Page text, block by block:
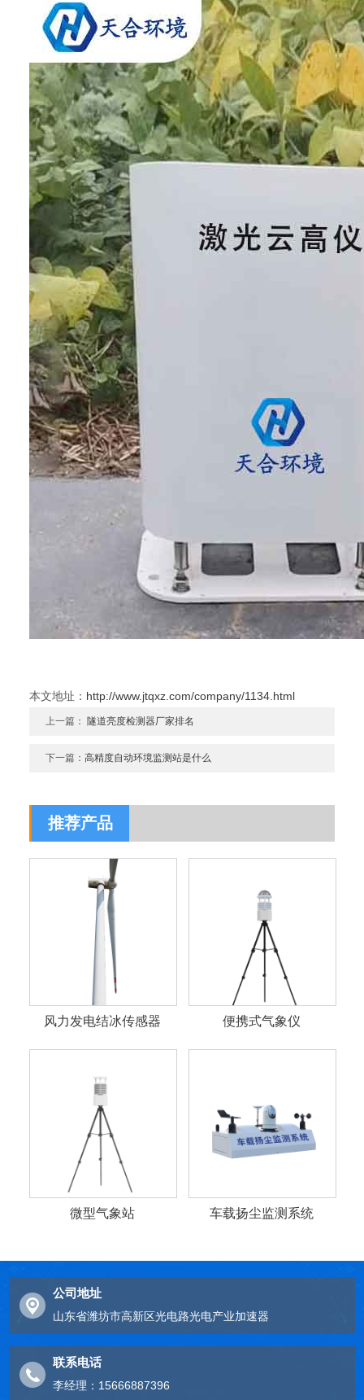
本文地址： http://www.jtqxz.com/company/1134.html
上一篇： 隧道亮度检测器厂家排名
下一篇：高精度自动环境监测站是什么
推荐产品
风力发电结冰传感器 便携式气象仪
微型气象站 车载扬尘监测系统
公司地址
山东省潍坊市高新区光电路光电产业加速器
联系电话
李经理：15666887396